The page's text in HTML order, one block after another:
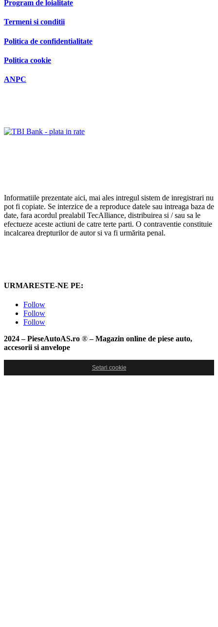
Program de loialitate
Termeni si conditii
Politica de confidentialitate
Politica cookie
ANPC
Informatiile prezentate aici, mai ales intregul sistem de inregistrari nu
pot fi copiate. Se interzice de a reproduce datele sau intreaga baza de
date, fara acordul prealabil TecAlliance, distribuirea si / sau sa le
efectueze aceste actiuni de catre terte parti. O contraventie constituie
incalcarea drepturilor de autor si va fi urmărita penal.
URMARESTE-NE PE:
Follow
Follow
Follow
2024 – PieseAutoAS.ro ®– Magazin online de piese auto,
accesorii si anvelope
Setari cookie